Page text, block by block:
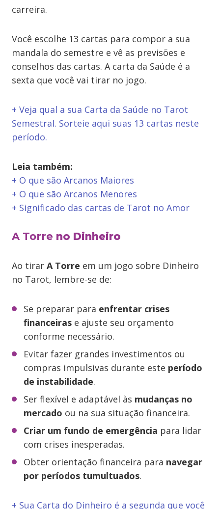
carreira.
Você escolhe 13 cartas para compor a sua
mandala do semestre e vê as previsões e
conselhos das cartas. A carta da Saúde é a
sexta que você vai tirar no jogo.
+ Veja qual a sua Carta da Saúde no Tarot
Semestral. Sorteie aqui suas 13 cartas neste
período.
Leia também:
+ O que são Arcanos Maiores
+ O que são Arcanos Menores
+ Significado das cartas de Tarot no Amor
A Torre no Dinheiro
Ao tirar A Torre em um jogo sobre Dinheiro
no Tarot, lembre-se de:
Se preparar para enfrentar crises
financeiras e ajuste seu orçamento
conforme necessário.
Evitar fazer grandes investimentos ou
compras impulsivas durante este período
de instabilidade.
Ser flexível e adaptável às mudanças no
mercado ou na sua situação financeira.
Criar um fundo de emergência para lidar
com crises inesperadas.
Obter orientação financeira para navegar
por períodos tumultuados.
+ Sua Carta do Dinheiro é a segunda que você